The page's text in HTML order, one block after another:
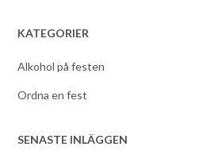
KATEGORIER
Alkohol på festen
Ordna en fest
SENASTE INLÄGGEN